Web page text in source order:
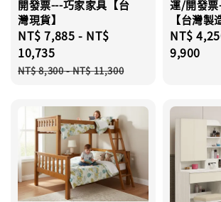
開發票---巧家家具【台
灣現貨】
Sale
price
NT$ 7,885 - NT$
10,735
Regular
NT$ 8,300-NT$ 11,300
運/開發
【台灣製
Regular
price
NT$
9,900